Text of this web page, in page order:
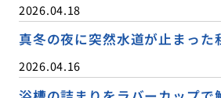
2026.04.18
真冬の夜に突然水道が止まった
2026.04.16